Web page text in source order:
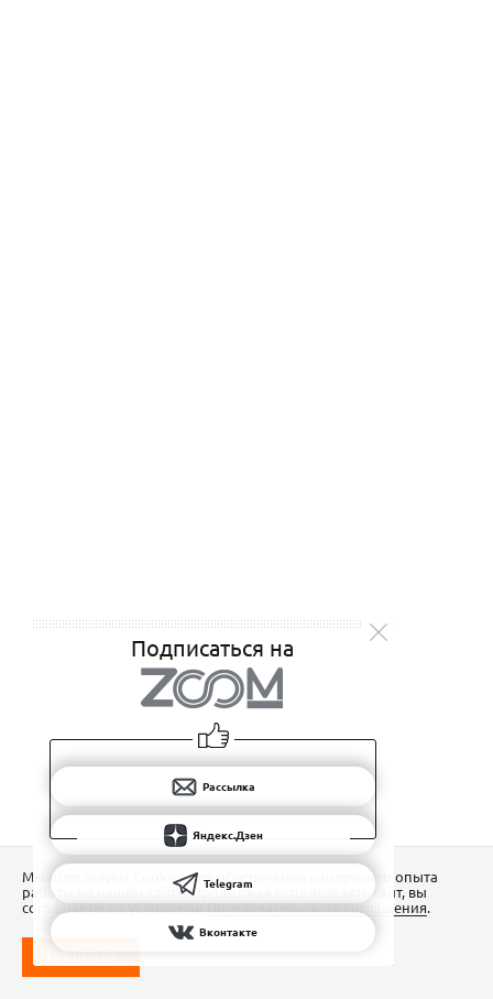
Подписаться на
Рассылка
Яндекс.Дзен
Telegram
Вконтакте
Мы используем Сookies для обеспечения наилучшего опыта
работы на нашем сайте. Продолжая использовать сайт, вы
соглашаетесь с условиямиПользовательского соглашения.
ПОНЯТНО